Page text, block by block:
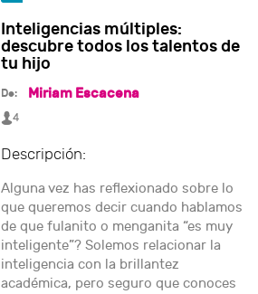
Inteligencias múltiples:
descubre todos los talentos de
tu hijo
De: Miriam Escacena
4
Descripción:
Alguna vez has reflexionado sobre lo
que queremos decir cuando hablamos
de que fulanito o menganita “es muy
inteligente”? Solemos relacionar la
inteligencia con la brillantez
académica, pero seguro que conoces